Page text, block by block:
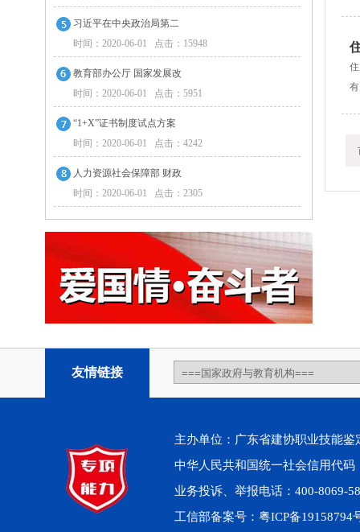
习近平在中央政治局第二
时间：2020-06-01 点击：15948
教育部办公厅 国家发展改
时间：2020-06-01 点击：5951
“1+X”证书制度试点方案
时间：2020-06-01 点击：4242
人力资源社会保障部 财政
时间：2020-06-01 点击：2305
友情链接
主办单位：广东省建协职业技能
中华人民共和国统一社会信用代
业务投诉、举报电话：400-8069-
工信部备案号： 粤ICP备19158794